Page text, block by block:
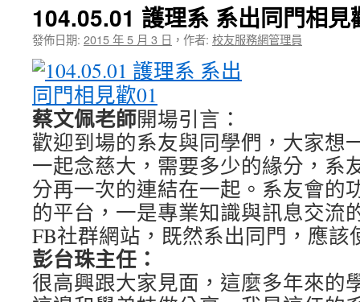
104.05.01 護理系 系出同門相見
發佈日期: 2015 年 5 月 3 日 ， 作者: 校友服務網管理員
蔡文佩老師開場引言：
歡迎到場的系友與同學們，大家想
一起念慈大，需要多少的緣分，系
分再一次的連結在一起。系友會的
的平台，一是專業知識與訊息交流
FB社群網站，既然系出同門，應該
彭台珠主任：
很高興跟大家見面，這麼多年來的